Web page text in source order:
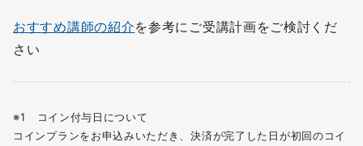
おすすめ講師の紹介を参考にご受講計画をご検討くだ
さい
※1 コイン付与日について
コインプランをお申込みいただき、決済が完了した日が初回のコイ